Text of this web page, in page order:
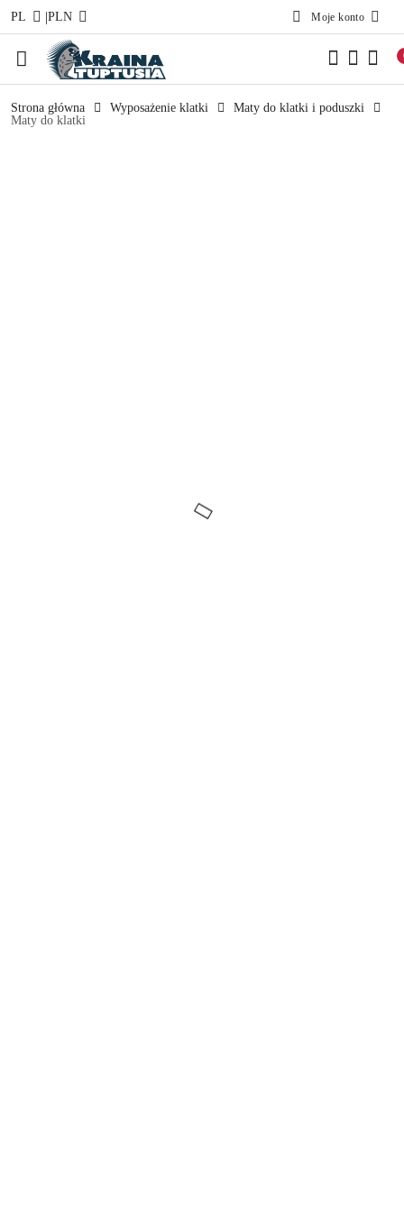
Przejdź do treści głównej
Przejdź do wyszukiwarki
Przejdź do moje konto
Przejdź do menu głównego
Przejdź do opisu produktu
Przejdź do stopki
PL |PLN Moje konto
Strona główna Wyposażenie klatki
Maty do klatki i poduszki
Maty do klatki